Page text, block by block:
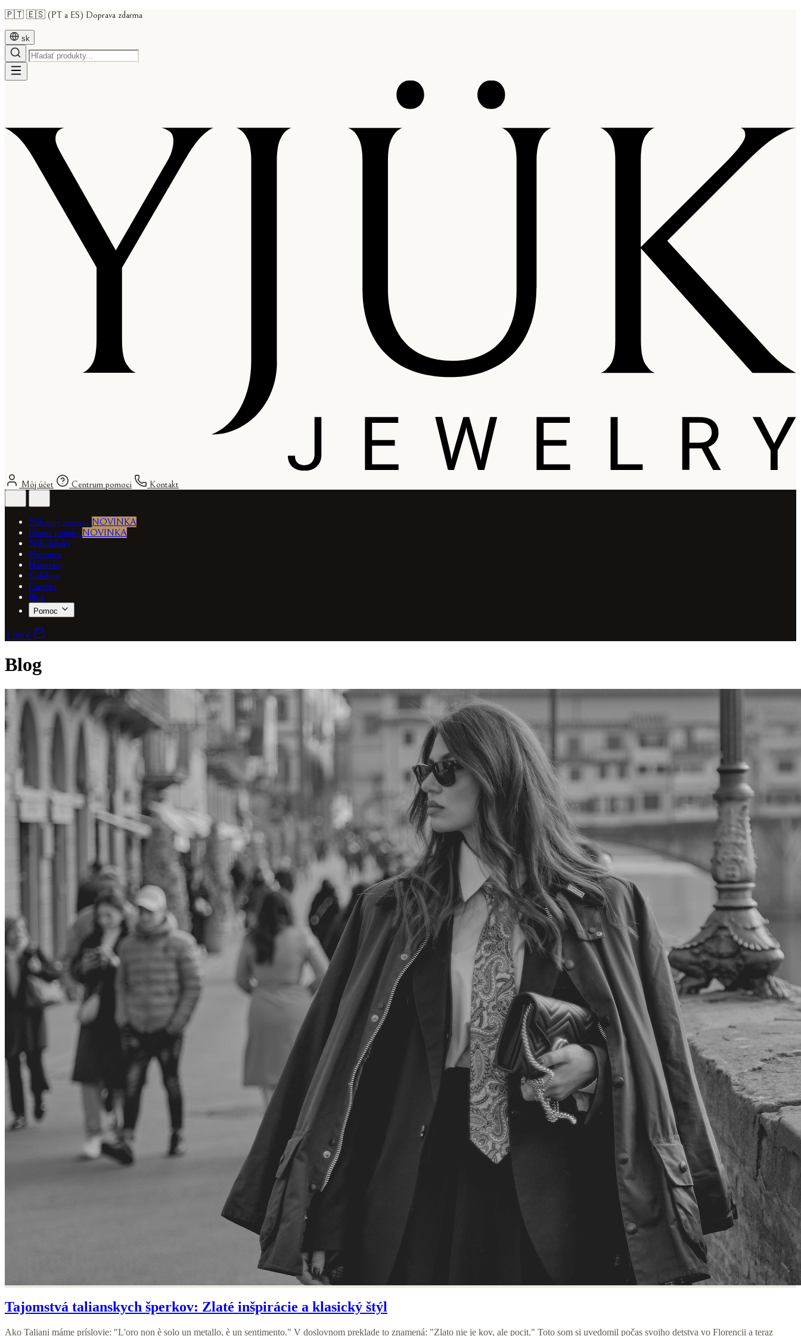
🇵🇹 🇪🇸 (PT a ES) Doprava zdarma
sk
Môj účet Centrum pomoci Kontakt
Nákupný asistent NOVINKA
Denné ponuky NOVINKA
Náhrdelníky
Náušnice
Náramky
Kolekcie
Darčeky
Blog
Pomoc
0,00 €
Blog
Tajomstvá talianskych šperkov: Zlaté inšpirácie a klasický štýl
Ako Taliani máme príslovie: "L'oro non è solo un metallo, è un sentimento." V doslovnom preklade to znamená: "Zlato nie je kov, ale pocit." Toto som si uvedomil počas svojho detstva vo Florencii a teraz